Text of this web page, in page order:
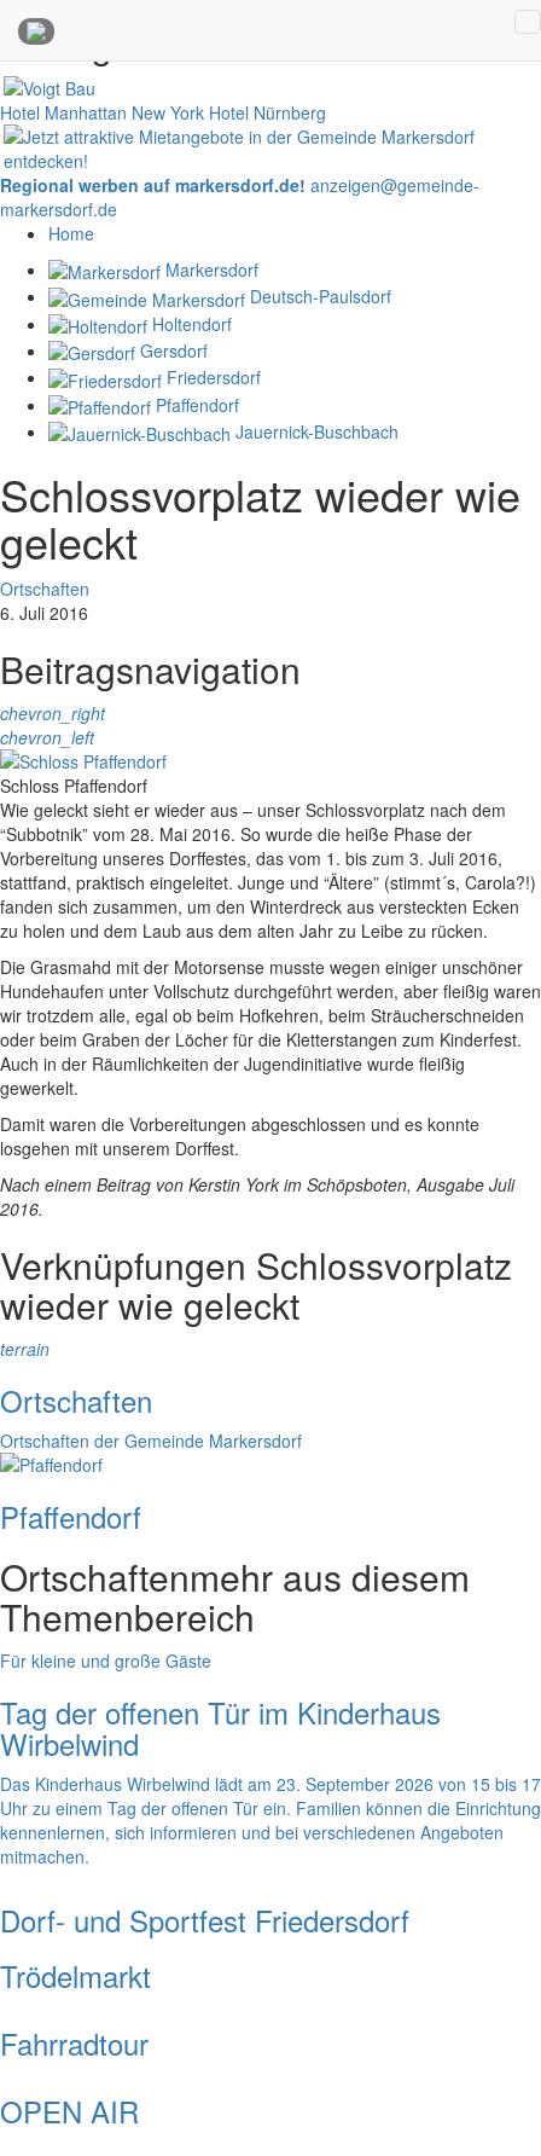
Anzeigen
Hotel Manhattan New York Hotel Nürnberg
Regional werben auf markersdorf.de! anzeigen@gemeinde-
markersdorf.de
Home
Markersdorf
Deutsch-Paulsdorf
Holtendorf
Gersdorf
Friedersdorf
Pfaffendorf
Jauernick-Buschbach
Schlossvorplatz wieder wie
geleckt
Ortschaften
6. Juli 2016
Beitragsnavigation
chevron_right
chevron_left
Schloss Pfaffendorf
Wie geleckt sieht er wieder aus – unser Schlossvorplatz nach dem
“Subbotnik” vom 28. Mai 2016. So wurde die heiße Phase der
Vorbereitung unseres Dorffestes, das vom 1. bis zum 3. Juli 2016,
stattfand, praktisch eingeleitet. Junge und “Ältere” (stimmt´s, Carola?!)
fanden sich zusammen, um den Winterdreck aus versteckten Ecken
zu holen und dem Laub aus dem alten Jahr zu Leibe zu rücken.
Die Grasmahd mit der Motorsense musste wegen einiger unschöner
Hundehaufen unter Vollschutz durchgeführt werden, aber fleißig waren
wir trotzdem alle, egal ob beim Hofkehren, beim Sträucherschneiden
oder beim Graben der Löcher für die Kletterstangen zum Kinderfest.
Auch in der Räumlichkeiten der Jugendinitiative wurde fleißig
gewerkelt.
Damit waren die Vorbereitungen abgeschlossen und es konnte
losgehen mit unserem Dorffest.
Nach einem Beitrag von Kerstin York im Schöpsboten, Ausgabe Juli
2016.
Verknüpfungen Schlossvorplatz
wieder wie geleckt
terrain
Ortschaften
Ortschaften der Gemeinde Markersdorf
Pfaffendorf
Ortschaftenmehr aus diesem
Themenbereich
Für kleine und große Gäste
Tag der offenen Tür im Kinderhaus
Wirbelwind
Das Kinderhaus Wirbelwind lädt am 23. September 2026 von 15 bis 17
Uhr zu einem Tag der offenen Tür ein. Familien können die Einrichtung
kennenlernen, sich informieren und bei verschiedenen Angeboten
mitmachen.
Dorf- und Sportfest Friedersdorf
Trödelmarkt
Fahrradtour
OPEN AIR